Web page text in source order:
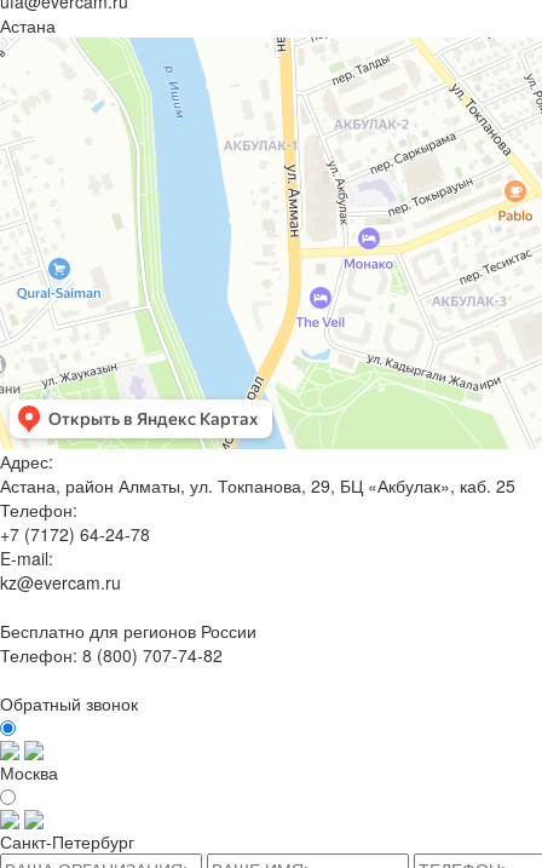
Астана
Адрес:
Астана, район Алматы, ул. Токпанова, 29, БЦ «Акбулак», каб. 25
Телефон:
+7 (7172) 64-24-78
E-mail:
kz@evercam.ru
Бесплатно для регионов России
Телефон: 8 (800) 707-74-82
Обратный звонок
Москва
Санкт-Петербург